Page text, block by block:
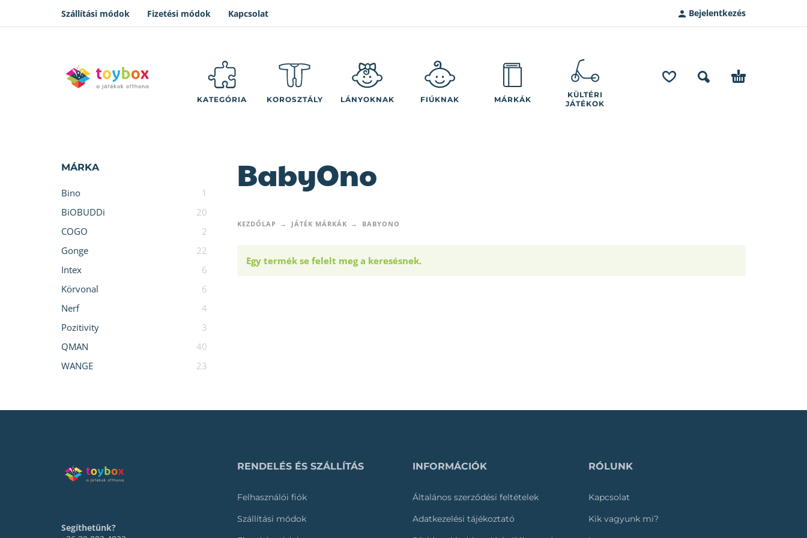
Szállítási módok Fizetési módok Kapcsolat Bejelentkezés
KATEGÓRIA KOROSZTÁLY LÁNYOKNAK FIÚKNAK MÁRKÁK
KÜLTÉRI
JÁTÉKOK
MÁRKA
Bino
1
BiOBUDDi
20
COGO
2
Gonge
22
Intex
6
Körvonal
6
Nerf
4
Pozitivity
3
QMAN
40
WANGE
23
BabyOno
KEZDŐLAP JÁTÉK MÁRKÁK BABYONO
Egy termék se felelt meg a keresésnek.
Segíthetünk?
RENDELÉS ÉS SZÁLLÍTÁS
Felhasználói fiók
Szállítási módok
INFORMÁCIÓK
Általános szerződési feltételek
Adatkezelési tájékoztató
RÓLUNK
Kapcsolat
Kik vagyunk mi?